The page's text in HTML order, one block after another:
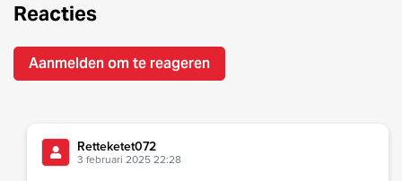
Reacties
Aanmelden om te reageren
Retteketet072
3 februari 2025 22:28